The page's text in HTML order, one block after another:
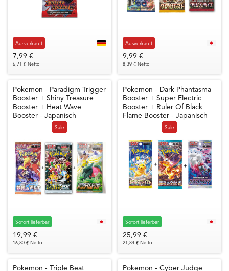
Ausverkauft
7,99 €
6,71 € Netto
Ausverkauft
9,99 €
8,39 € Netto
Pokemon - Paradigm Trigger
Booster + Shiny Treasure
Booster + Heat Wave
Booster - Japanisch
Sale
Sofort lieferbar
19,99 €
16,80 € Netto
Pokemon - Dark Phantasma
Booster + Super Electric
Booster + Ruler Of Black
Flame Booster - Japanisch
Sale
Sofort lieferbar
25,99 €
21,84 € Netto
Pokemon - Triple Beat
Pokemon - Cyber Judge